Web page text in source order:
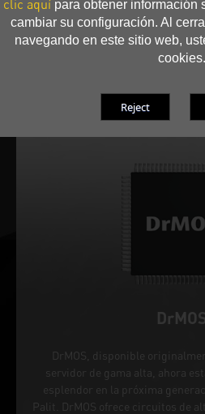
clic aquí para obtener información
cambiar su configuración. Al
navegando en este sitio web,
cookies.
DrMOS
DrMOS, disponible
servidor de gama alta, ahora
esplendor en la próxima
Palit. DrMOS ofrece circuitos de